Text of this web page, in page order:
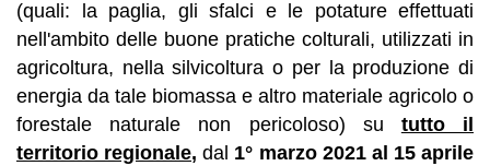
(quali: la paglia, gli sfalci e le potature effettuati
nell'ambito delle buone pratiche colturali, utilizzati in
agricoltura, nella silvicoltura o per la produzione di
energia da tale biomassa e altro materiale agricolo o
forestale naturale non pericoloso) su tutto il
territorio regionale, dal 1° marzo 2021 al 15 aprile